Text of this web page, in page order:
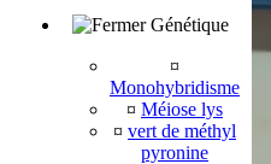
Génétique
¤
Monohybridisme
¤ Méiose lys
¤ vert de méthyl
pyronine